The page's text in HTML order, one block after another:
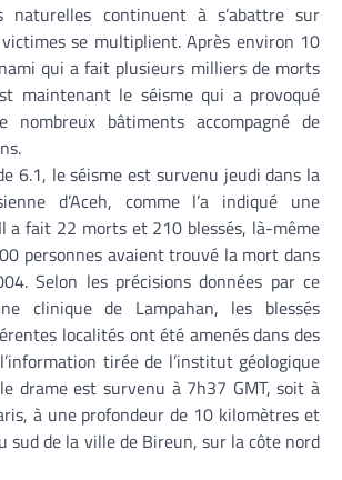
naturelles continuent à s’abattre sur
victimes se multiplient. Après environ 10
qui a fait plusieurs milliers de morts
maintenant le séisme qui a provoqué
nombreux bâtiments accompagné de
6.1, le séisme est survenu jeudi dans la
d’Aceh, comme l’a indiqué une
a fait 22 morts et 210 blessés, là-même
personnes avaient trouvé la mort dans
Selon les précisions données par ce
clinique de Lampahan, les blessés
localités ont été amenés dans des
tirée de l’institut géologique
drame est survenu à 7h37 GMT, soit à
à une profondeur de 10 kilomètres et
sud de la ville de Bireun, sur la côte nord